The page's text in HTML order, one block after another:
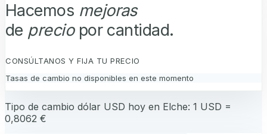
Hacemos mejoras
de precio por cantidad.
CONSÚLTANOS Y FIJA TU PRECIO
Tasas de cambio no disponibles en este momento
Tipo de cambio dólar USD hoy en Elche: 1 USD =
0,8062 €